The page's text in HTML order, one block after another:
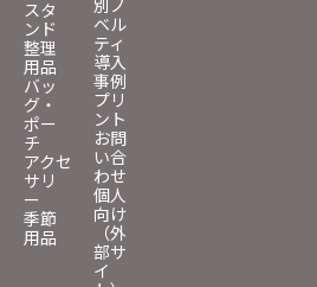
スタ
ンド
整理
用品
バッ
グ・
ポー
チ
アクセ
サリ
ー
季節
用品
別ノ
ベル
ティ
導入
事例
プリ
ント
お問
い合
わせ
個人
向け
（外
部サ
イ